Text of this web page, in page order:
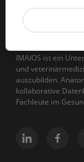
IMAIOS ist ein
und
auszubilden.
kollaborative
Fachleute im